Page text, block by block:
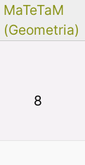
MaTeTaM
(Geometria)
8